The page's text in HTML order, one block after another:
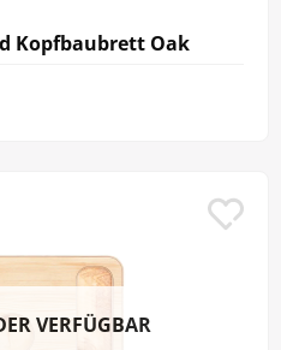
Kopfbaubrett Oak
VERFÜGBAR